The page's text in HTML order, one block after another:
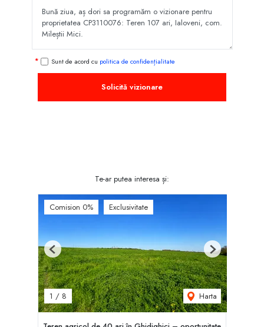
Sunt de acord cu politica de confidențialitate
Solicită vizionare
Te-ar putea interesa și:
Comision 0% Exclusivitate
1 / 8 Harta
Previous Next